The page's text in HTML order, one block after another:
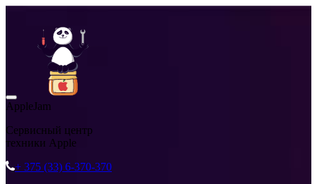
AppleJam
Сервисный центр
техники Apple
+ 375 (33) 6-370-370